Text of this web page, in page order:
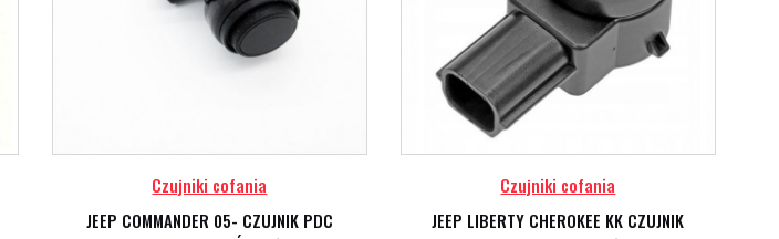
Czujniki cofania
JEEP COMMANDER 05- CZUJNIK PDC
Czujniki cofania
JEEP LIBERTY CHEROKEE KK CZUJNIK